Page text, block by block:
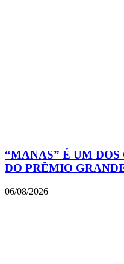
“MANAS” É UM
DO PRÊMIO
06/08/2026